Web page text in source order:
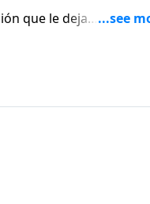
que le deja
qué hacer y cómo